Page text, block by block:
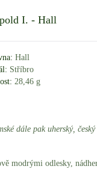
I. - Hall
Hall
Stříbro
28,46 g
dále pak uherský, český
modrými odlesky,